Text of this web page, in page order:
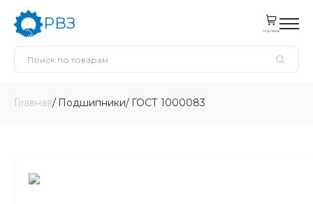
РВЗ корзина
Главная Подшипники ГОСТ 1000083